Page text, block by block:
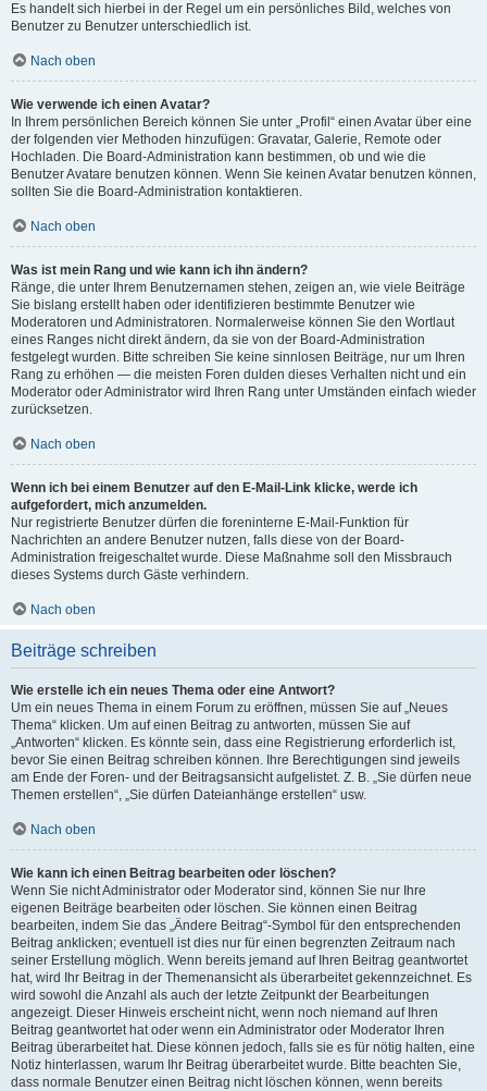
Es handelt sich hierbei in der Regel um ein persönliches Bild, welches von
Benutzer zu Benutzer unterschiedlich ist.
Nach oben
Wie verwende ich einen Avatar?
In Ihrem persönlichen Bereich können Sie unter „Profil“ einen Avatar über eine
der folgenden vier Methoden hinzufügen: Gravatar, Galerie, Remote oder
Hochladen. Die Board-Administration kann bestimmen, ob und wie die
Benutzer Avatare benutzen können. Wenn Sie keinen Avatar benutzen können,
sollten Sie die Board-Administration kontaktieren.
Nach oben
Was ist mein Rang und wie kann ich ihn ändern?
Ränge, die unter Ihrem Benutzernamen stehen, zeigen an, wie viele Beiträge
Sie bislang erstellt haben oder identifizieren bestimmte Benutzer wie
Moderatoren und Administratoren. Normalerweise können Sie den Wortlaut
eines Ranges nicht direkt ändern, da sie von der Board-Administration
festgelegt wurden. Bitte schreiben Sie keine sinnlosen Beiträge, nur um Ihren
Rang zu erhöhen — die meisten Foren dulden dieses Verhalten nicht und ein
Moderator oder Administrator wird Ihren Rang unter Umständen einfach wieder
zurücksetzen.
Nach oben
Wenn ich bei einem Benutzer auf den E-Mail-Link klicke, werde ich
aufgefordert, mich anzumelden.
Nur registrierte Benutzer dürfen die foreninterne E-Mail-Funktion für
Nachrichten an andere Benutzer nutzen, falls diese von der Board-
Administration freigeschaltet wurde. Diese Maßnahme soll den Missbrauch
dieses Systems durch Gäste verhindern.
Nach oben
Beiträge schreiben
Wie erstelle ich ein neues Thema oder eine Antwort?
Um ein neues Thema in einem Forum zu eröffnen, müssen Sie auf „Neues
Thema“ klicken. Um auf einen Beitrag zu antworten, müssen Sie auf
„Antworten“ klicken. Es könnte sein, dass eine Registrierung erforderlich ist,
bevor Sie einen Beitrag schreiben können. Ihre Berechtigungen sind jeweils
am Ende der Foren- und der Beitragsansicht aufgelistet. Z. B. „Sie dürfen neue
Themen erstellen“, „Sie dürfen Dateianhänge erstellen“ usw.
Nach oben
Wie kann ich einen Beitrag bearbeiten oder löschen?
Wenn Sie nicht Administrator oder Moderator sind, können Sie nur Ihre
eigenen Beiträge bearbeiten oder löschen. Sie können einen Beitrag
bearbeiten, indem Sie das „Ändere Beitrag“-Symbol für den entsprechenden
Beitrag anklicken; eventuell ist dies nur für einen begrenzten Zeitraum nach
seiner Erstellung möglich. Wenn bereits jemand auf Ihren Beitrag geantwortet
hat, wird Ihr Beitrag in der Themenansicht als überarbeitet gekennzeichnet. Es
wird sowohl die Anzahl als auch der letzte Zeitpunkt der Bearbeitungen
angezeigt. Dieser Hinweis erscheint nicht, wenn noch niemand auf Ihren
Beitrag geantwortet hat oder wenn ein Administrator oder Moderator Ihren
Beitrag überarbeitet hat. Diese können jedoch, falls sie es für nötig halten, eine
Notiz hinterlassen, warum Ihr Beitrag überarbeitet wurde. Bitte beachten Sie,
dass normale Benutzer einen Beitrag nicht löschen können, wenn bereits